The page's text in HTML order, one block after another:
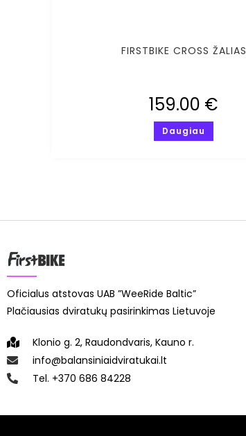
FIRSTBIKE CROSS ŽALIAS
159.00 €
Daugiau
Oficialus atstovas UAB ”WeeRide Baltic”
Plačiausias dviratukų pasirinkimas Lietuvoje
Klonio g. 2, Raudondvaris, Kauno r.
info@balansiniaidviratukai.lt
Tel. +370 686 84228